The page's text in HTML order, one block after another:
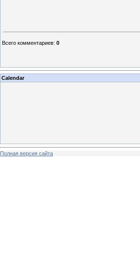
Всего комментариев: 0
Calendar
Полная версия сайта